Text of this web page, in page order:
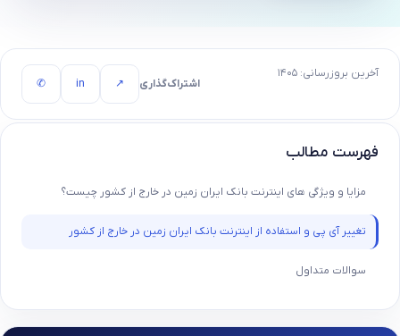
آخرین بروزرسانی: ۱۴۰۵
اشتراک‌گذاری ↗
in
✆
فهرست مطالب
مزایا و ویژگی های اینترنت بانک ایران زمین در خارج از کشور چیست؟
تغییر آی پی و استفاده از اینترنت بانک ایران زمین در خارج از کشور
سوالات متداول